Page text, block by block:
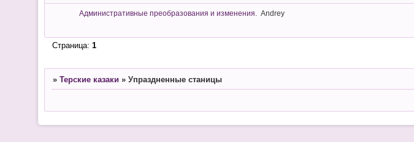
Административные преобразования и изменения. Andrey
Страница: 1
» Терские казаки » Упраздненные станицы